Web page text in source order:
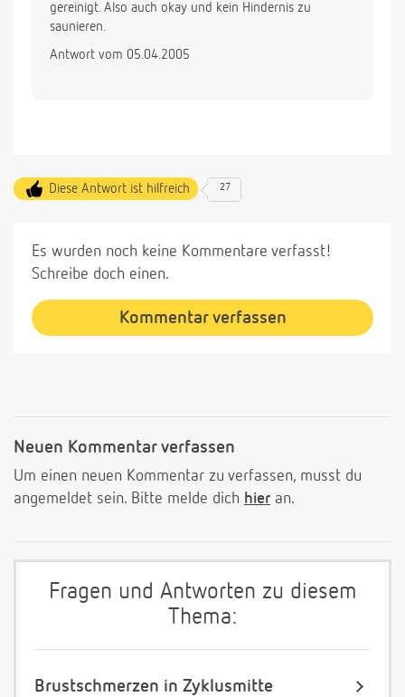
gereinigt. Also auch okay und kein Hindernis zu
saunieren.
Antwort vom 05.04.2005
Diese Antwort ist hilfreich 27
Es wurden noch keine Kommentare verfasst!
Schreibe doch einen.
Kommentar verfassen
Neuen Kommentar verfassen
Um einen neuen Kommentar zu verfassen, musst du
angemeldet sein. Bitte melde dich hier an.
Fragen und Antworten zu diesem
Thema:
Brustschmerzen in Zyklusmitte